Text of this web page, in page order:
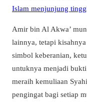
Islam menjunjung
Amir bin Al Akwa’
lainnya, tetapi
simbol keberanian,
untuknya menjadi
meraih kemuliaan
pengingat bagi setiap